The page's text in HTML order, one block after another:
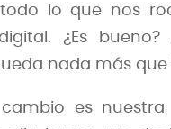
lo que nos
¿Es
nada más que
es